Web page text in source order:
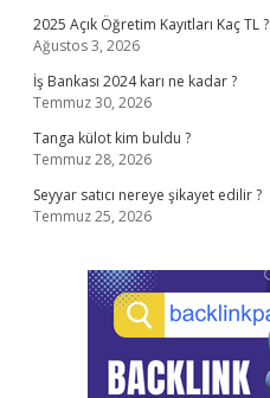
2025 Açık Öğretim Kayıtları Kaç TL ?
Ağustos 3, 2026
İş Bankası 2024 karı ne kadar ?
Temmuz 30, 2026
Tanga külot kim buldu ?
Temmuz 28, 2026
Seyyar satıcı nereye şikayet edilir ?
Temmuz 25, 2026